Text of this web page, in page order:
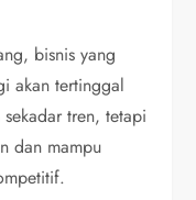
bisnis yang
akan tertinggal
tren, tetapi
dan mampu